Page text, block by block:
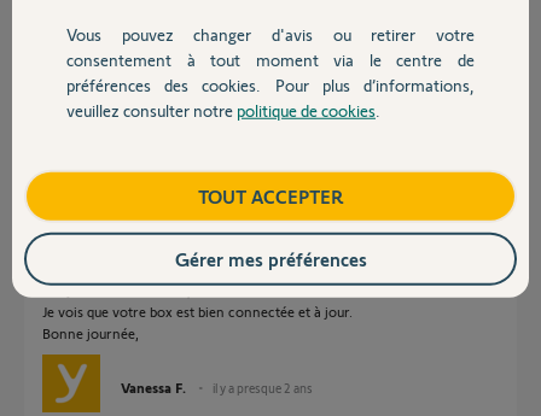
Devis avec un pro
Contact
Bonjour j’ai aussi le même problème depuis 3 jours la box ne fonctionne
pas avec clignotant blanc j’ai effectué toute les opérations sans succès.
Et la mise à jour et en échec. Il y’a une mise à jour sur le site depuis
mercredi mais je pense que celle-ci n’aboutit pas . Merci pour votre aide.
Bonjour William et Eva,
Je vois que votre box est bien connectée et à jour.
Bonne journée,
Vanessa F. il y a presque 2 ans
Vous pouvez changer d'avis ou retirer votre
consentement à tout moment via le centre de
préférences des cookies. Pour plus d’informations,
veuillez consulter notre politique de cookies
TOUT ACCEPTER
Gérer mes préférences